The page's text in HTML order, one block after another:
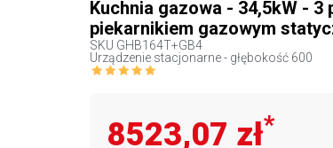
Kuchnia gazowa - 34,5kW - 3
piekarnikiem gazowym
SKU GHB164T+GB4
Urządzenie stacjonarne - głębokość 600
8523,07 zł*